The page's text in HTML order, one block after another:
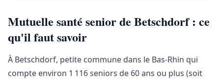
Mutuelle santé senior de Betschdorf : ce
qu'il faut savoir
À Betschdorf, petite commune dans le Bas-Rhin qui
compte environ 1 116 seniors de 60 ans ou plus (soit